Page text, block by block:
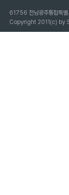
61756 전남광주통합특
Copyright 2011(c) by